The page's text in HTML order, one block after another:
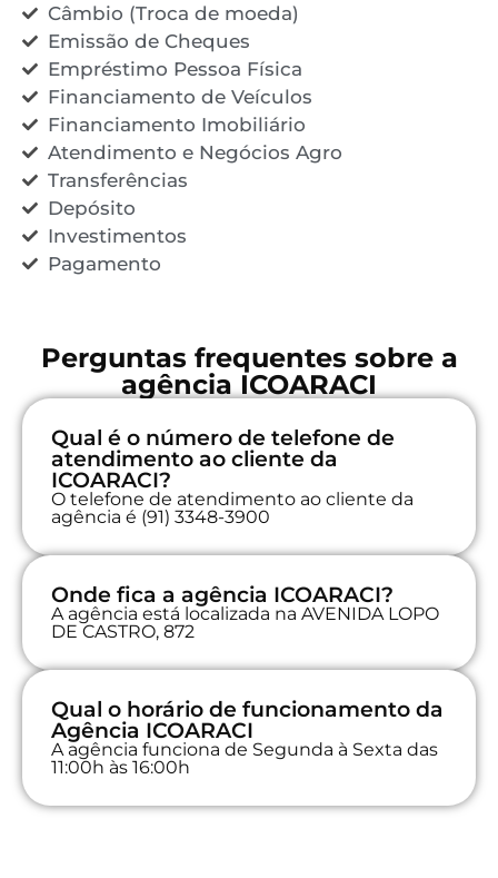
Câmbio (Troca de moeda)
Emissão de Cheques
Empréstimo Pessoa Física
Financiamento de Veículos
Financiamento Imobiliário
Atendimento e Negócios Agro
Transferências
Depósito
Investimentos
Pagamento
Perguntas frequentes sobre a
agência ICOARACI
Qual é o número de telefone de
atendimento ao cliente da
ICOARACI?
O telefone de atendimento ao cliente da
agência é (91) 3348-3900
Onde fica a agência ICOARACI?
A agência está localizada na AVENIDA LOPO
DE CASTRO, 872
Qual o horário de funcionamento da
Agência ICOARACI
A agência funciona de Segunda à Sexta das
11:00h às 16:00h